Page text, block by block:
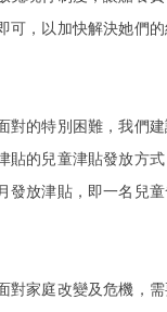
可，以加快解決她們
對的特別困難，我們
貼的兒童津貼發放方
發放津貼，即一名兒
對家庭改變及危機，